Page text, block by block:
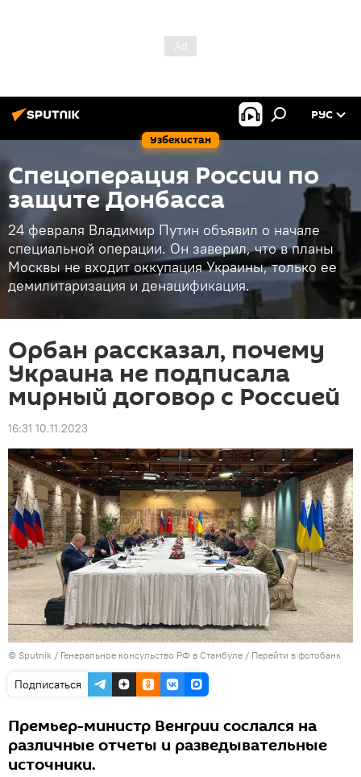
Узбекистан
РУС
Спецоперация России по
защите Донбасса
24 февраля Владимир Путин объявил о начале
специальной операции. Он заверил, что в планы
Москвы не входит оккупация Украины, только ее
демилитаризация и денацификация.
Орбан рассказал, почему
Украина не подписала
мирный договор с Россией
16:31 10.11.2023
© Sputnik / Генеральное консульство РФ в Стамбуле / Перейти в фотобанк
Подписаться
Премьер-министр Венгрии сослался на
различные отчеты и разведывательные
источники.